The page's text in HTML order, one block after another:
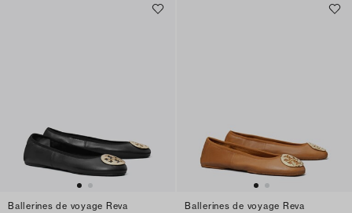
Ballerines de voyage Reva
Ballerines de voyage Reva